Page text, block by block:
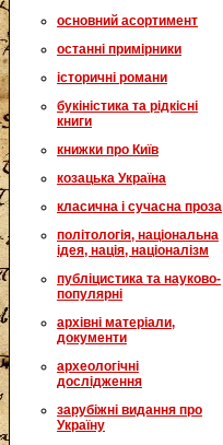
основний асортимент
останні примірники
історичні романи
букіністика та рідкісні
книги
книжки про Київ
козацька Україна
класична і сучасна проза
політологія, національна
ідея, нація, націоналізм
публіцистика та науково-
популярні
архівні матеріали,
документи
археологічні
дослідження
зарубіжні видання про
Україну